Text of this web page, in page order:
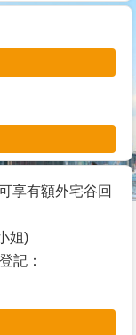
享有額外宅谷回
姐)
記：